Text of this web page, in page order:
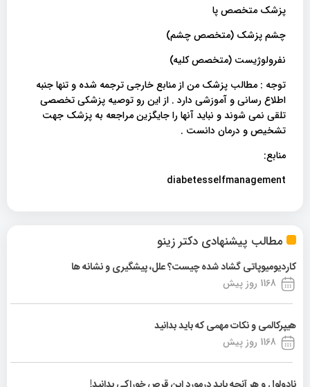
مطالب پیشنهادی دکتر زینو
کاردیومیوپاتی گشاد شده چیست؟ علل، پیشگیری و نشانه ها
1168 روز پیش
هیپرکالمی و نکات مهمی که باید بدانید
1168 روز پیش
پزشک متخصص پا
چشم پزشک (متخصص چشم)
نفرولوژیست (متخصص کلیه)
توجه : مطالب پزشک من از منابع خارجی ترجمه شده و تنها جنبه
اطلاع رسانی و آموزشی دارد . از این رو توصیه پزشکی تخصصی
تلقی نمی شوند و نباید آنها را جایگزین مراجعه به پزشک جهت
تشخیص و درمان دانست .
منابع:
diabetesselfmanagement